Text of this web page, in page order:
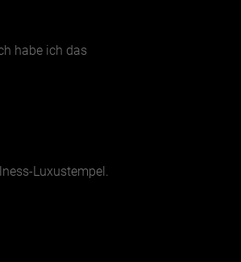
habe ich das
Luxustempel.